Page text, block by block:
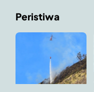
Peristiwa